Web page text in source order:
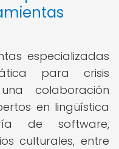
especializadas
para crisis
colaboración
en lingüística
de software,
culturales, entre